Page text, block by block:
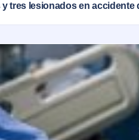
tres lesionados en accidente